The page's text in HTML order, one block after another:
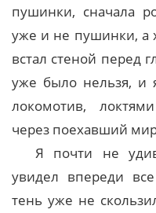
пушинки, сначала
уже и не пушинки, а
встал стеной перед
уже было нельзя, и
локомотив,
через поехавший
Я почти не
увидел впереди
тень уже не